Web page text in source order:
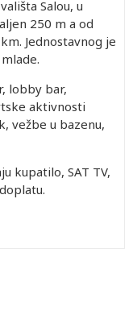
Salou, u
250 m a od
Jednostavnog je
lobby bar,
aktivnosti
vežbe u bazenu,
kupatilo, SAT TV,